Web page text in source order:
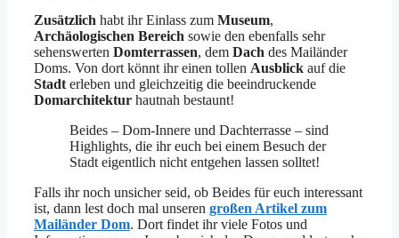
Zusätzlich habt ihr Einlass zum Museum,
Archäologischen Bereich sowie den ebenfalls sehr
sehenswerten Domterrassen, dem Dach des Mailänder
Doms. Von dort könnt ihr einen tollen Ausblick auf die
Stadt erleben und gleichzeitig die beeindruckende
Domarchitektur hautnah bestaunt!
Beides – Dom-Innere und Dachterrasse – sind
Highlights, die ihr euch bei einem Besuch der
Stadt eigentlich nicht entgehen lassen solltet!
Falls ihr noch unsicher seid, ob Beides für euch interessant
ist, dann lest doch mal unseren großen Artikel zum
Mailänder Dom. Dort findet ihr viele Fotos und